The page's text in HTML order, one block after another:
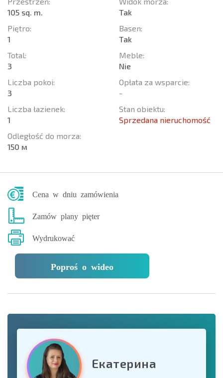
105 sq. m.
Piętro:
1
Total:
3
Liczba pokoi:
3
Liczba łazienek:
1
Odległość do morza:
150 м
Tak
Basen:
Tak
Meble:
Nie
Opłata za wsparcie:
-
Stan obiektu:
Sprzedana nieruchomość
Cena w dniu zamówienia
Zamów plany pięter
Wydrukować
Poproś o wideo
Екатерина